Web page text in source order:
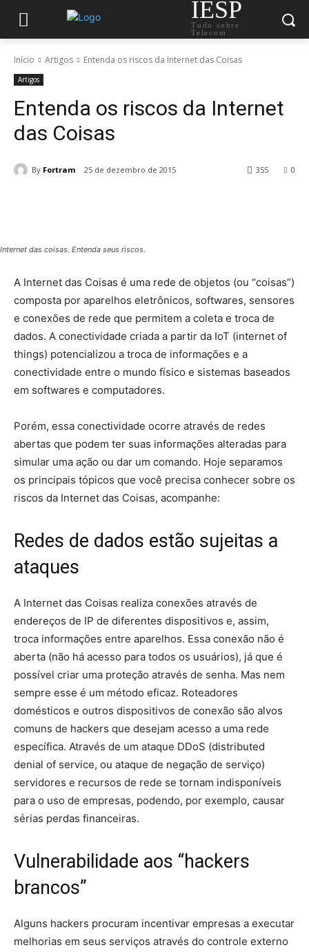
IESP
Tudo sobre
Telecom
Início Artigos Entenda os riscos da Internet das Coisas
Artigos
Entenda os riscos da Internet
das Coisas
By Fortram 25 de dezembro de 2015 0
355
Internet das coisas. Entenda seus riscos.
A Internet das Coisas é uma rede de objetos (ou “coisas”)
composta por aparelhos eletrônicos, softwares, sensores
e conexões de rede que permitem a coleta e troca de
dados. A conectividade criada a partir da IoT (internet of
things) potencializou a troca de informações e a
conectividade entre o mundo físico e sistemas baseados
em softwares e computadores.
Porém, essa conectividade ocorre através de redes
abertas que podem ter suas informações alteradas para
simular uma ação ou dar um comando. Hoje separamos
os principais tópicos que você precisa conhecer sobre os
riscos da Internet das Coisas, acompanhe:
Redes de dados estão sujeitas a
ataques
A Internet das Coisas realiza conexões através de
endereços de IP de diferentes dispositivos e, assim,
troca informações entre aparelhos. Essa conexão não é
aberta (não há acesso para todos os usuários), já que é
possível criar uma proteção através de senha. Mas nem
sempre esse é um método eficaz. Roteadores
domésticos e outros dispositivos de conexão são alvos
comuns de hackers que desejam acesso a uma rede
específica. Através de um ataque DDoS (distributed
denial of service, ou ataque de negação de serviço)
servidores e recursos de rede se tornam indisponíveis
para o uso de empresas, podendo, por exemplo, causar
sérias perdas financeiras.
Vulnerabilidade aos “hackers
brancos”
Alguns hackers procuram incentivar empresas a executar
melhorias em seus serviços através do controle externo